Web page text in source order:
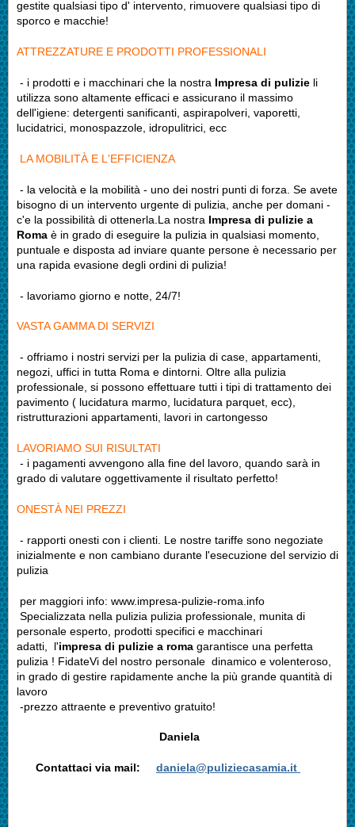
gestite qualsiasi tipo d' intervento, rimuovere qualsiasi tipo di
sporco e macchie!
ATTREZZATURE E PRODOTTI PROFESSIONALI
- i prodotti e i macchinari che la nostra Impresa di pulizie li
utilizza sono altamente efficaci e assicurano il massimo
dell'igiene: detergenti sanificanti, aspirapolveri, vaporetti,
lucidatrici, monospazzole, idropulitrici, ecc
LA MOBILITÀ E L'EFFICIENZA
- la velocità e la mobilità - uno dei nostri punti di forza. Se avete
bisogno di un intervento urgente di pulizia, anche per domani -
c'e la possibilità di ottenerla.La nostra Impresa di pulizie a
Roma è in grado di eseguire la pulizia in qualsiasi momento,
puntuale e disposta ad inviare quante persone è necessario per
una rapida evasione degli ordini di pulizia!
- lavoriamo giorno e notte, 24/7!
VASTA GAMMA DI SERVIZI
- offriamo i nostri servizi per la pulizia di case, appartamenti,
negozi, uffici in tutta Roma e dintorni. Oltre alla pulizia
professionale, si possono effettuare tutti i tipi di trattamento dei
pavimento ( lucidatura marmo, lucidatura parquet, ecc),
ristrutturazioni appartamenti, lavori in cartongesso
LAVORIAMO SUI RISULTATI
- i pagamenti avvengono alla fine del lavoro, quando sarà in
grado di valutare oggettivamente il risultato perfetto!
ONESTÀ NEI PREZZI
- rapporti onesti con i clienti. Le nostre tariffe sono negoziate
inizialmente e non cambiano durante l'esecuzione del servizio di
pulizia
per maggiori info: www.impresa-pulizie-roma.info
Specializzata nella pulizia pulizia professionale, munita di
personale esperto, prodotti specifici e macchinari
adatti,
l'impresa di pulizie a roma garantisce una perfetta
pulizia ! FidateVi del nostro personale dinamico e volenteroso,
in grado di gestire rapidamente anche la più grande quantità di
lavoro
-prezzo attraente e preventivo gratuito!
Daniela
Contattaci via mail: daniela@puliziecasamia.it